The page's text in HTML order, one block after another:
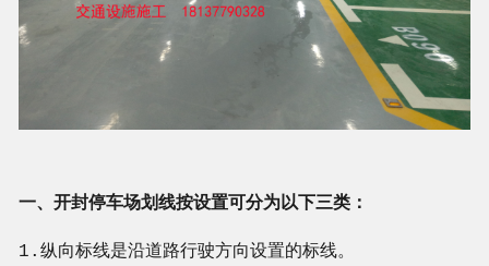
一、开封停车场划线按设置可分为以下三类：
1.纵向标线是沿道路行驶方向设置的标线。